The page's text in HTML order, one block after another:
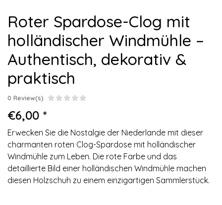
Roter Spardose-Clog mit
holländischer Windmühle –
Authentisch, dekorativ &
praktisch
0 Review(s)
€6,00 *
Erwecken Sie die Nostalgie der Niederlande mit dieser
charmanten roten Clog-Spardose mit holländischer
Windmühle zum Leben. Die rote Farbe und das
detaillierte Bild einer holländischen Windmühle machen
diesen Holzschuh zu einem einzigartigen Sammlerstück.